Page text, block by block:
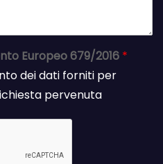
Europeo 679/2016 *
dei dati forniti per
pervenuta